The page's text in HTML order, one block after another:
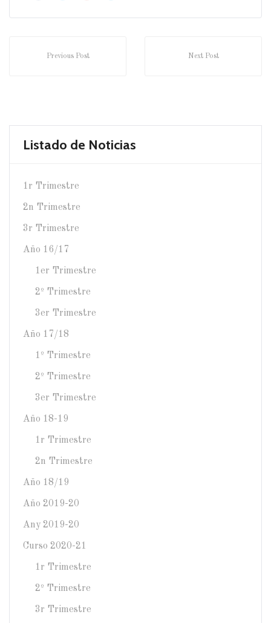
Previous Post Next Post
Listado de Noticias
1r Trimestre
2n Trimestre
3r Trimestre
Año 16/17
1er Trimestre
2º Trimestre
3er Trimestre
Año 17/18
1º Trimestre
2º Trimestre
3er Trimestre
Año 18-19
1r Trimestre
2n Trimestre
Año 18/19
Año 2019-20
Any 2019-20
Curso 2020-21
1r Trimestre
2º Trimestre
3r Trimestre